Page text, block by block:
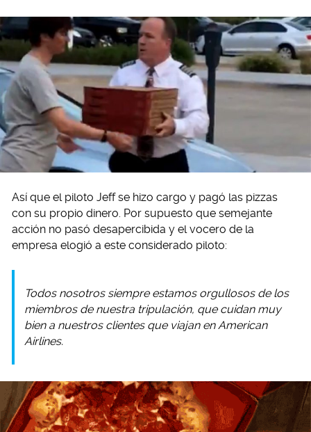
Así que el piloto Jeff se hizo cargo y pagó las pizzas
con su propio dinero. Por supuesto que semejante
acción no pasó desapercibida y el vocero de la
empresa elogió a este considerado piloto:
Todos nosotros siempre estamos orgullosos de los
miembros de nuestra tripulación, que cuidan muy
bien a nuestros clientes que viajan en American
Airlines.